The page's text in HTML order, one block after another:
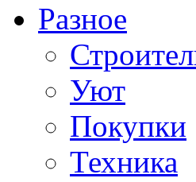
Разное
Уют
Покупки
Техника